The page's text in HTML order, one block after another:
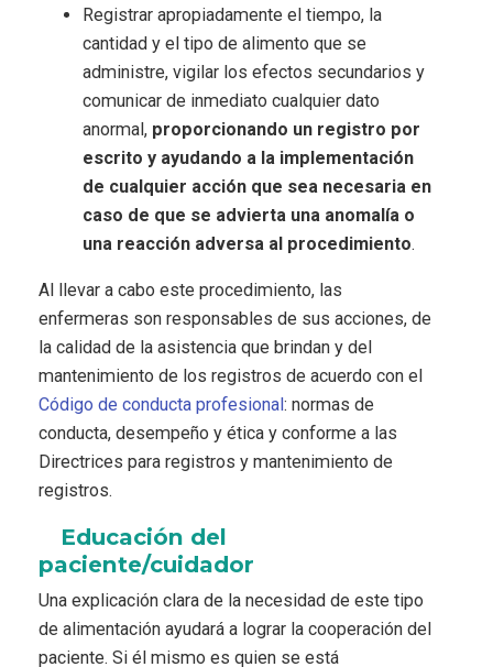
Registrar apropiadamente el tiempo, la
cantidad y el tipo de alimento que se
administre, vigilar los efectos secundarios y
comunicar de inmediato cualquier dato
anormal, proporcionando un registro por
escrito y ayudando a la implementación
de cualquier acción que sea necesaria en
caso de que se advierta una anomalía o
una reacción adversa al procedimiento.
Al llevar a cabo este procedimiento, las
enfermeras son responsables de sus acciones, de
la calidad de la asistencia que brindan y del
mantenimiento de los registros de acuerdo con el
Código de conducta profesional: normas de
conducta, desempeño y ética y conforme a las
Directrices para registros y mantenimiento de
registros.
Educación del
paciente/cuidador
Una explicación clara de la necesidad de este tipo
de alimentación ayudará a lograr la cooperación del
paciente. Si él mismo es quien se está